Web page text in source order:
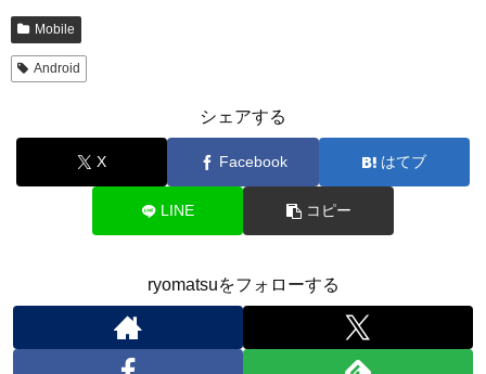
Mobile
Android
シェアする
X Facebook はてブ
LINE コピー
ryomatsuをフォローする